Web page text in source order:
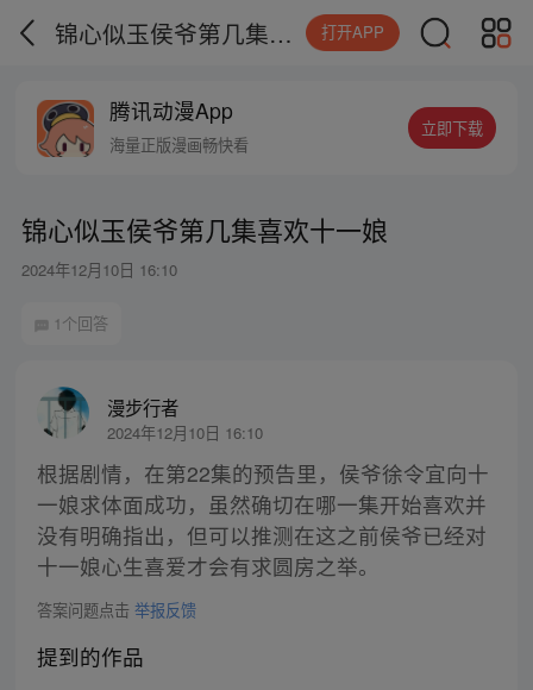
锦心似玉侯爷第几集喜欢十一娘 打开APP
腾讯动漫App
海量正版漫画畅快看
立即下载
锦心似玉侯爷第几集喜欢十一娘
2024年12月10日 16:10
1个回答
漫步行者
2024年12月10日 16:10
根据剧情，在第22集的预告里，侯爷徐令宜向十
一娘求体面成功，虽然确切在哪一集开始喜欢并
没有明确指出，但可以推测在这之前侯爷已经对
十一娘心生喜爱才会有求圆房之举。
答案问题点击 举报反馈
提到的作品